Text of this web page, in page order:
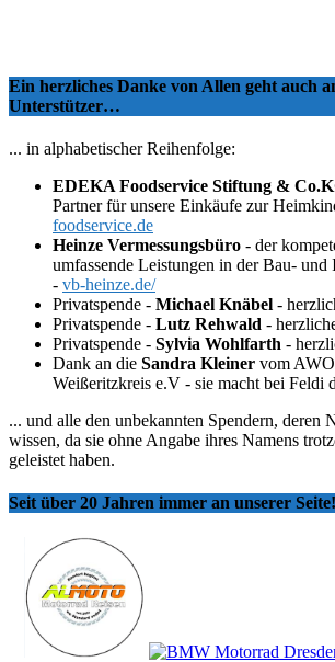
Ein herzliches Danke von Allen geht auch
Unterstützer…
... in alphabetischer Reihenfolge:
EDEKA Foodservice Stiftung &
Partner für unsere Einkäufe zur
foodservice.de
Heinze Vermessungsbüro - der
umfassende Leistungen in der Bau- und
- vb-heinze.de/
Privatspende - Michael Knäbel -
Privatspende - Lutz Rehwald -
Privatspende - Sylvia Wohlfarth -
Dank an die Sandra Kleiner vom
Weißeritzkreis e.V - sie macht bei Feldi
... und alle den unbekannten Spendern, deren
wissen, da sie ohne Angabe ihres Namens
geleistet haben.
Seit über 20 Jahren immer an unserer Seite!